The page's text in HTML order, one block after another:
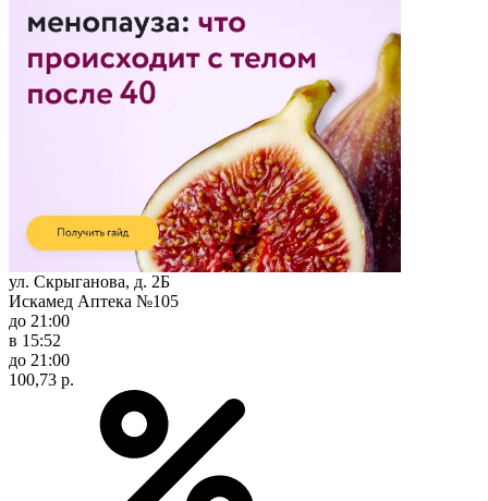
ул. Скрыганова, д. 2Б
Искамед Аптека №105
до 21:00
в 15:52
до 21:00
100,73 р.